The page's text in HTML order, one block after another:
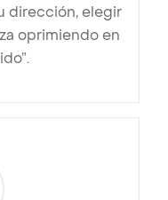
dirección, elegir
oprimiendo en